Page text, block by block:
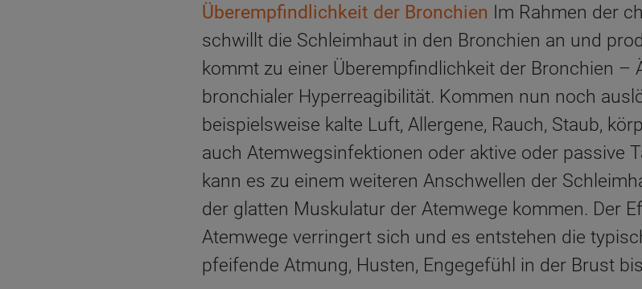
Überempfindlichkeit der Bronchien Im Rahmen der
schwillt die Schleimhaut in den Bronchien an und
kommt zu einer Überempfindlichkeit der Bronchien –
bronchialer Hyperreagibilität. Kommen nun noch
beispielsweise kalte Luft, Allergene, Rauch, Staub,
auch Atemwegsinfektionen oder aktive oder passive
kann es zu einem weiteren Anschwellen der
der glatten Muskulatur der Atemwege kommen. Der
Atemwege verringert sich und es entstehen die
pfeifende Atmung, Husten, Engegefühl in der Brust